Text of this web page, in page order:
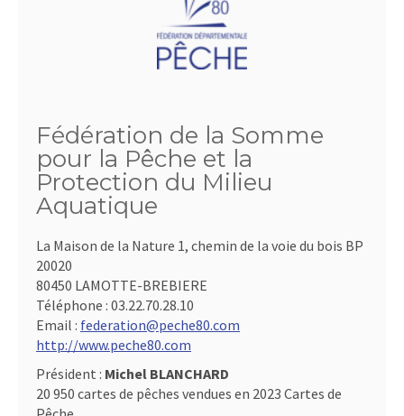
Fédération de la Somme
pour la Pêche et la
Protection du Milieu
Aquatique
La Maison de la Nature 1, chemin de la voie du bois BP
20020
80450 LAMOTTE-BREBIERE
Téléphone : 03.22.70.28.10
Email : federation@peche80.com
http://www.peche80.com
Président : Michel BLANCHARD
20 950 cartes de pêches vendues en 2023 Cartes de